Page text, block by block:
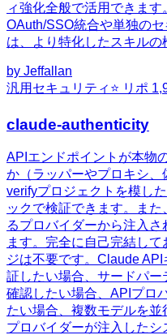
ィ強化全般で活用できま
OAuth/SSO統合や単独の
は、より特化したスキルの
by Jeffallan
汎用 セキュリティ ⭐ リポ
claude-authenticity
APIエンドポイントが本物
か（ラッパーやプロキシ
verifyプロジェクトを模し
ックで検証できます。ま
るプロバイダーから注入
ます。完全に自己完結し
ジは不要です。Claude
証したい場合、サードパ
確認したい場合、APIプロ
たい場合、複数モデルを
プロバイダーが注入した